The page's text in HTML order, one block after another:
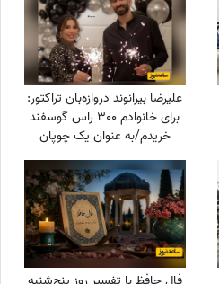
علیرضا بیرانوند دروازه‌بان تراکتور:
برای خانوادم 300 راس گوسفند
خریدم/به عنوان یک چوپان
همیشه سنگ در دستانم بود تا از
گوسفندان مراقبت کنم